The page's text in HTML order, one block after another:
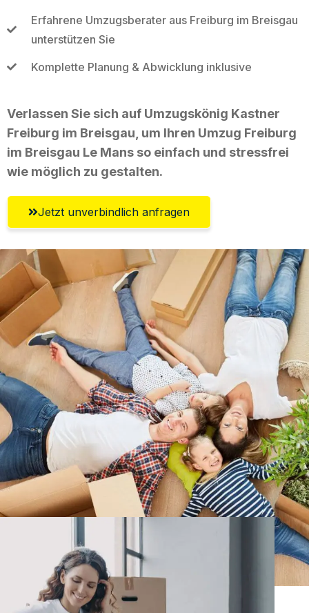
Erfahrene Umzugsberater aus Freiburg im Breisgau
unterstützen Sie
Komplette Planung & Abwicklung inklusive
Verlassen Sie sich auf Umzugskönig Kastner
Freiburg im Breisgau, um Ihren Umzug Freiburg
im Breisgau Le Mans so einfach und stressfrei
wie möglich zu gestalten.
Jetzt unverbindlich anfragen